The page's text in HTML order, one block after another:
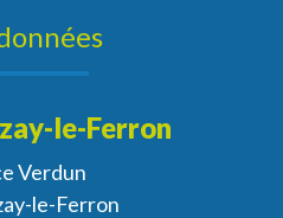
le-Ferron
Verdun
le-Ferron